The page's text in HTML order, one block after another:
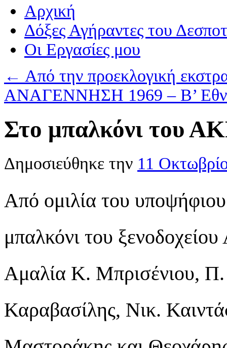
Αρχική
Δόξες Αγήραντες του
Οι Eργασίες μου
← Από την προεκλογική
ΑΝΑΓΕΝΝΗΣΗ 1969 – Β’
Στο μπαλκόνι του
Δημοσιεύθηκε την 11
Από ομιλία του
μπαλκόνι του
Αμαλία Κ. Μπρισένιου,
Καραβασίλης, Νικ.